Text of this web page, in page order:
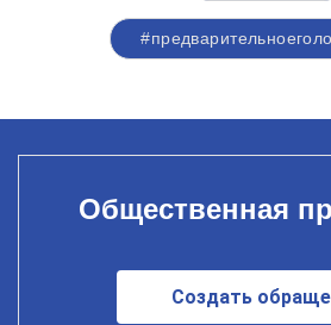
Общественная
Создать